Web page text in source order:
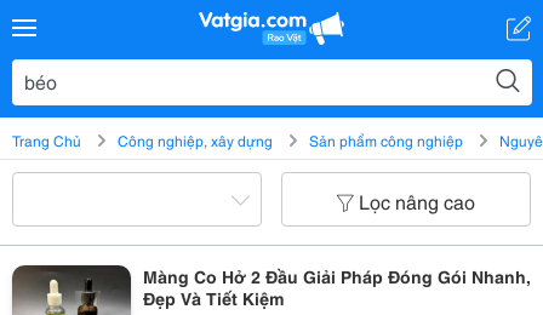
Trang Chủ Công nghiệp, xây dựng Sản phẩm công nghiệp
Lọc nâng cao
Màng Co Hở 2 Đầu Giải Pháp Đóng Gói Nhanh,
Đẹp Và Tiết Kiệm